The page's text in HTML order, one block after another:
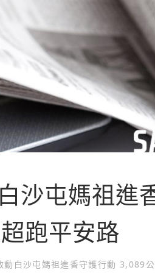
沙屯媽祖進
跑平安路
動白沙屯媽祖進香守護行動 3,089